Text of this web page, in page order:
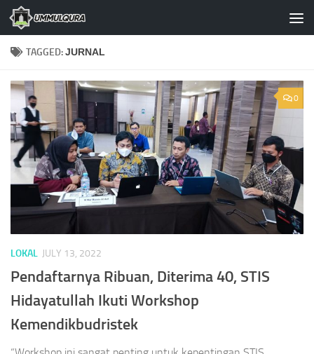
Skip to content
TAGGED:JURNAL
0
LOKAL JULY 13, 2022
Pendaftarnya Ribuan, Diterima 40, STIS
Hidayatullah Ikuti Workshop
Kemendikbudristek